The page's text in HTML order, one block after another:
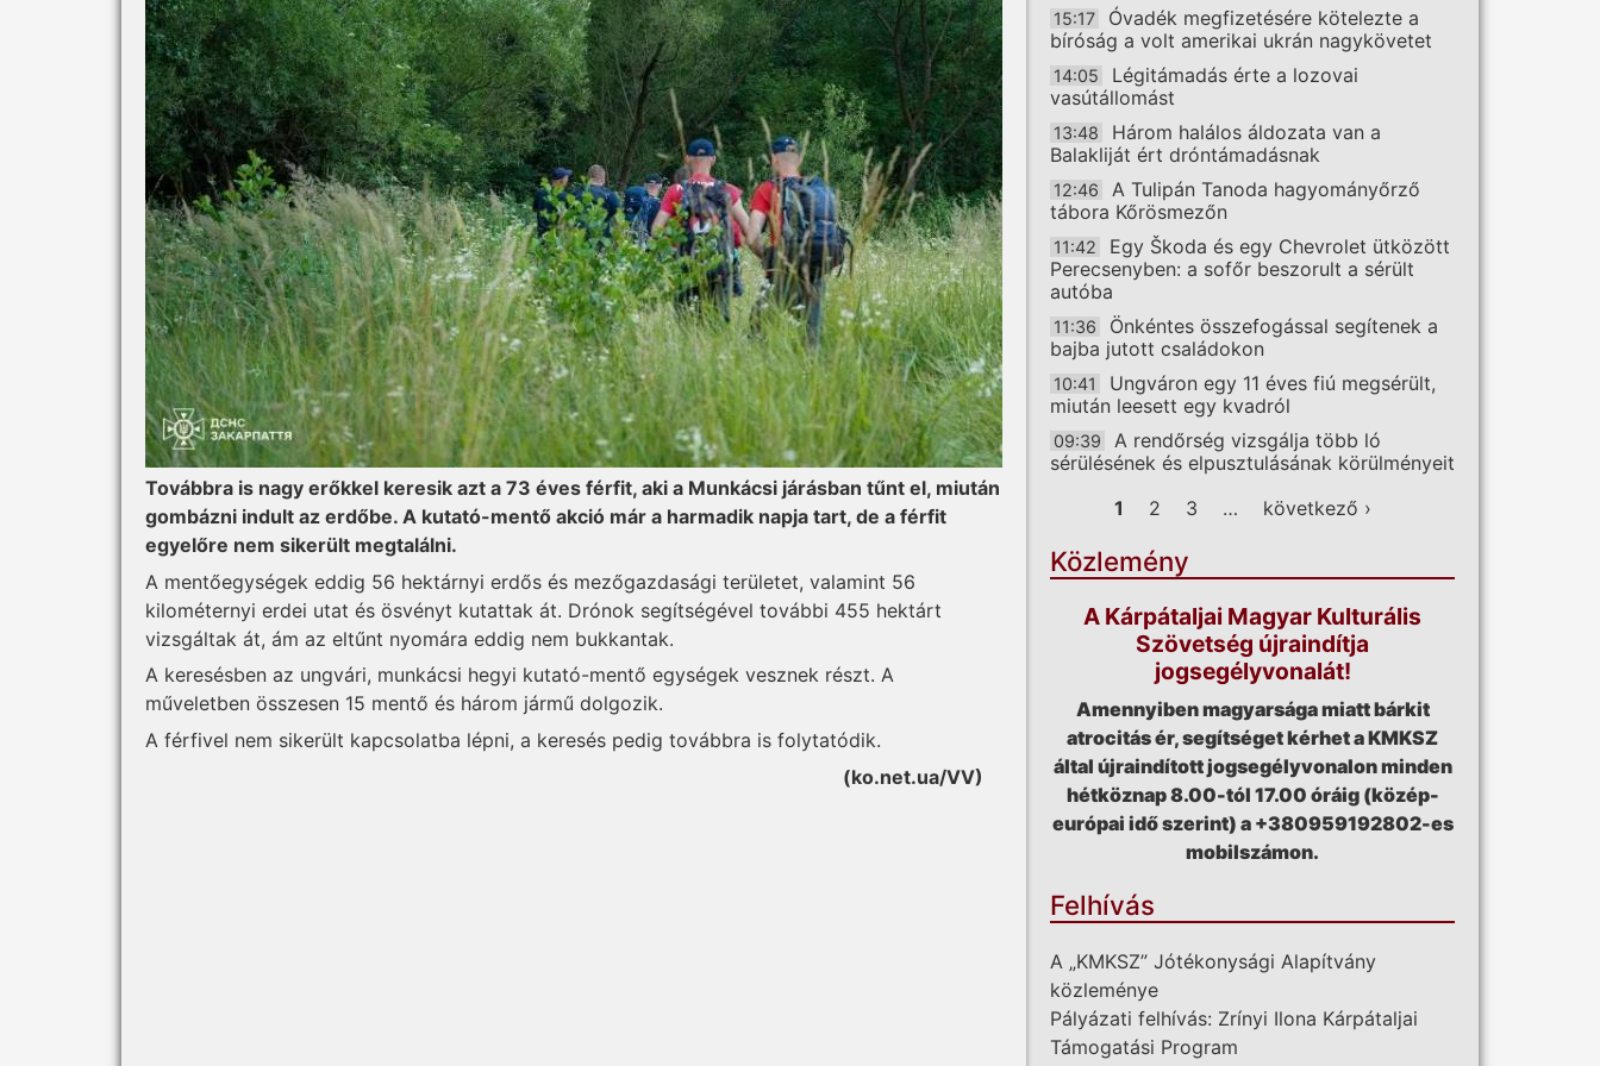
Továbbra is nagy erőkkel keresik azt a 73 éves férfit, aki a Munkácsi járásban tűnt el, miután
gombázni indult az erdőbe. A kutató-mentő akció már a harmadik napja tart, de a férfit
egyelőre nem sikerült megtalálni.
A mentőegységek eddig 56 hektárnyi erdős és mezőgazdasági területet, valamint 56
kilométernyi erdei utat és ösvényt kutattak át. Drónok segítségével további 455 hektárt
vizsgáltak át, ám az eltűnt nyomára eddig nem bukkantak.
A keresésben az ungvári, munkácsi hegyi kutató-mentő egységek vesznek részt. A
műveletben összesen 15 mentő és három jármű dolgozik.
A férfivel nem sikerült kapcsolatba lépni, a keresés pedig továbbra is folytatódik.
(ko.net.ua/VV)
15:17
Óvadék megfizetésére kötelezte a
bíróság a volt amerikai ukrán nagykövetet
14:05
Légitámadás érte a lozovai
vasútállomást
13:48
Három halálos áldozata van a
Balakliját ért dróntámadásnak
12:46
A Tulipán Tanoda hagyományőrző
tábora Kőrösmezőn
11:42
Egy Škoda és egy Chevrolet ütközött
Perecsenyben: a sofőr beszorult a sérült
autóba
11:36
Önkéntes összefogással segítenek a
bajba jutott családokon
10:41
Ungváron egy 11 éves fiú megsérült,
miután leesett egy kvadról
09:39
A rendőrség vizsgálja több ló
sérülésének és elpusztulásának körülményeit
Oldalak
1 2 3 … következő ›
Közlemény
A Kárpátaljai Magyar Kulturális
Szövetség újraindítja
jogsegélyvonalát!
Amennyiben magyarsága miatt bárkit
atrocitás ér, segítséget kérhet a KMKSZ
által újraindított jogsegélyvonalon minden
hétköznap 8.00-tól 17.00 óráig (közép-
európai idő szerint) a +380959192802-es
mobilszámon.
Felhívás
A „KMKSZ” Jótékonysági Alapítvány
közleménye
Pályázati felhívás: Zrínyi Ilona Kárpátaljai
Támogatási Program